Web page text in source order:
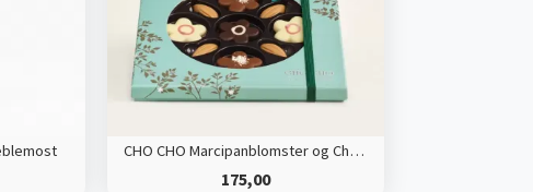
CHO CHO Marcipanblomster og Chokoladebønner
175,00